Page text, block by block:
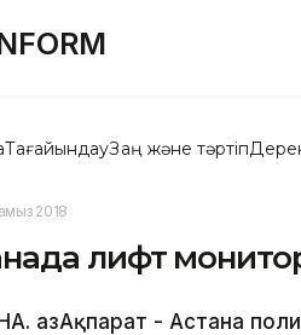
ТағайындауЗаң және тәртіп
2018
лифт
ҚазАқпарат - Астана